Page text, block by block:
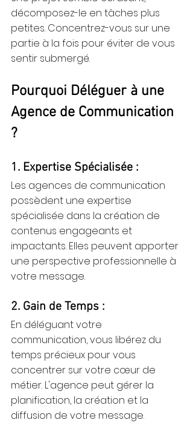
décomposez-le en tâches plus
petites. Concentrez-vous sur une
partie à la fois pour éviter de vous
sentir submergé.
Pourquoi Déléguer à une
Agence de Communication
?
1. Expertise Spécialisée :
Les agences de communication
possèdent une expertise
spécialisée dans la création de
contenus engageants et
impactants. Elles peuvent apporter
une perspective professionnelle à
votre message.
2. Gain de Temps :
En déléguant votre
communication, vous libérez du
temps précieux pour vous
concentrer sur votre cœur de
métier. L'agence peut gérer la
planification, la création et la
diffusion de votre message.